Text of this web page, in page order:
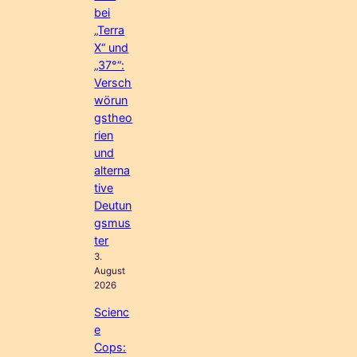
bei
„Terra
X“ und
„37°“:
Versch
wörun
gstheo
rien
und
alterna
tive
Deutun
gsmus
ter
3.
August
2026
Scienc
e
Cops: